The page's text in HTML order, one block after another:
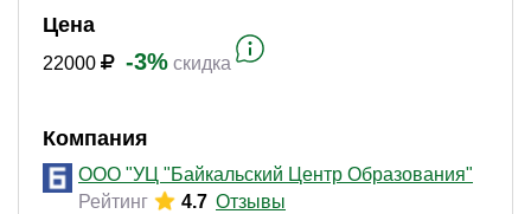
Цена
22000 -3% скидка
Компания
ООО "УЦ "Байкальский Центр Образования"
Рейтинг
4.7 Отзывы